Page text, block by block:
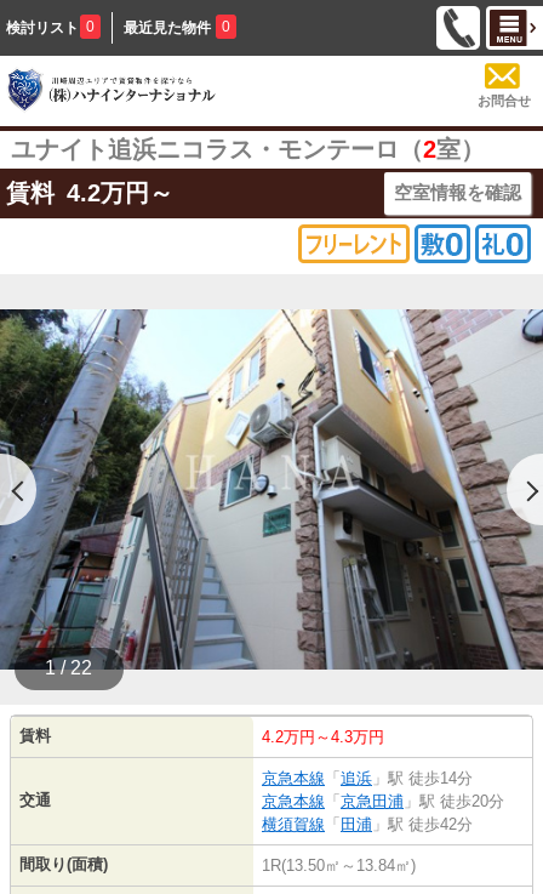
検討リスト 0 最近見た物件 0
お問合せ
ユナイト追浜ニコラス・モンテーロ（2室）
賃料 4.2万円～ 空室情報を確認
1 / 22
賃料 4.2万円～4.3万円
交通
京急本線 「 追浜 」駅 徒歩14分
京急本線 「 京急田浦 」駅 徒歩20分
横須賀線 「 田浦 」駅 徒歩42分
間取り(面積) 1R(13.50㎡～13.84㎡)